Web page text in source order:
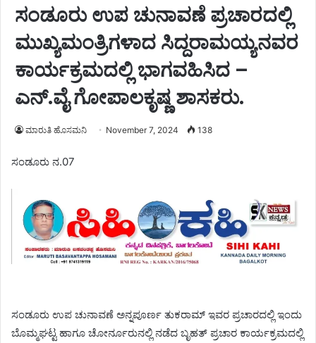
ಸಂಡೂರು ಉಪ ಚುನಾವಣೆ ಪ್ರಚಾರದಲ್ಲಿ
ಮುಖ್ಯಮಂತ್ರಿಗಳಾದ ಸಿದ್ದರಾಮಯ್ಯನವರ
ಕಾರ್ಯಕ್ರಮದಲ್ಲಿ ಭಾಗವಹಿಸಿದ –
ಎನ್.ವೈ ಗೋಪಾಲಕೃಷ್ಣ ಶಾಸಕರು.
ಮಾರುತಿ ಹೊಸಮನಿ November 7, 2024 138
ಸಂಡೂರು ನ.07
ಸಂಡೂರು ಉಪ ಚುನಾವಣೆ ಅನ್ನಪೂರ್ಣ ತುಕರಾಮ್ ಇವರ ಪ್ರಚಾರದಲ್ಲಿ ಇಂದು
ಬೊಮ್ಮಘಟ್ಟ ಹಾಗೂ ಚೋರ್ನೂರುನಲ್ಲಿ ನಡೆದ ಬೃಹತ್ ಪ್ರಚಾರ ಕಾರ್ಯಕ್ರಮದಲ್ಲಿ